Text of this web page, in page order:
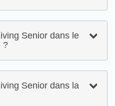
Senior dans le
?
Senior dans la